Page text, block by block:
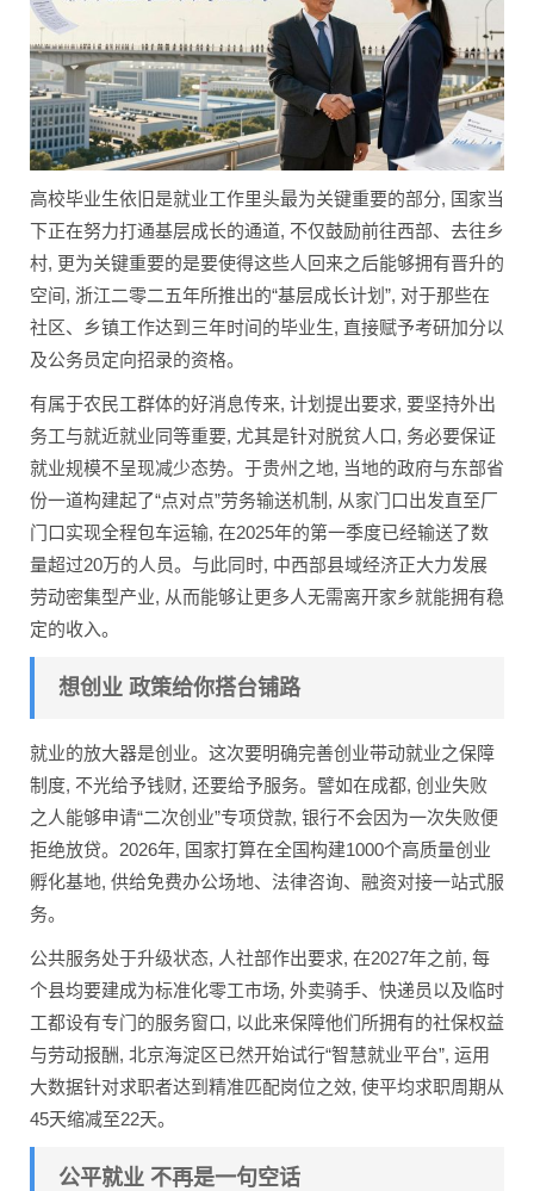
高校毕业生依旧是就业工作里头最为关键重要的部分, 国家当
下正在努力打通基层成长的通道, 不仅鼓励前往西部、去往乡
村, 更为关键重要的是要使得这些人回来之后能够拥有晋升的
空间, 浙江二零二五年所推出的“基层成长计划”, 对于那些在
社区、乡镇工作达到三年时间的毕业生, 直接赋予考研加分以
及公务员定向招录的资格。
有属于农民工群体的好消息传来, 计划提出要求, 要坚持外出
务工与就近就业同等重要, 尤其是针对脱贫人口, 务必要保证
就业规模不呈现减少态势。于贵州之地, 当地的政府与东部省
份一道构建起了“点对点”劳务输送机制, 从家门口出发直至厂
门口实现全程包车运输, 在2025年的第一季度已经输送了数
量超过20万的人员。与此同时, 中西部县域经济正大力发展
劳动密集型产业, 从而能够让更多人无需离开家乡就能拥有稳
定的收入。
想创业 政策给你搭台铺路
就业的放大器是创业。这次要明确完善创业带动就业之保障
制度, 不光给予钱财, 还要给予服务。譬如在成都, 创业失败
之人能够申请“二次创业”专项贷款, 银行不会因为一次失败便
拒绝放贷。2026年, 国家打算在全国构建1000个高质量创业
孵化基地, 供给免费办公场地、法律咨询、融资对接一站式服
务。
公共服务处于升级状态, 人社部作出要求, 在2027年之前, 每
个县均要建成为标准化零工市场, 外卖骑手、快递员以及临时
工都设有专门的服务窗口, 以此来保障他们所拥有的社保权益
与劳动报酬, 北京海淀区已然开始试行“智慧就业平台”, 运用
大数据针对求职者达到精准匹配岗位之效, 使平均求职周期从
45天缩减至22天。
公平就业 不再是一句空话